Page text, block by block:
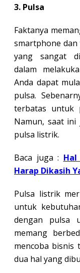
3. Pulsa
Faktanya
smartphone dan
yang sangat
dalam
Anda dapat
pulsa.
terbatas untuk
Namun, saat ini
pulsa listrik.
Baca juga : Hal
Harap Dikasih
Pulsa listrik
untuk
dengan pulsa
memang
mencoba bisnis
dua hal yang